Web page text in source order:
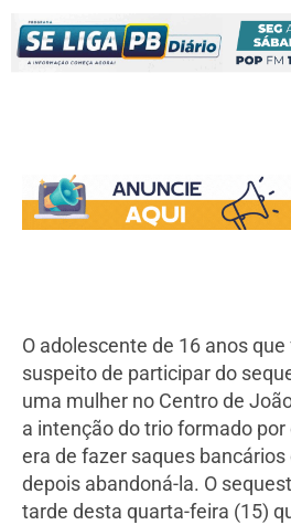
O adolescente de 16 anos
suspeito de participar do
uma mulher no Centro de
a intenção do trio formado
era de fazer saques
depois abandoná-la. O
tarde desta quarta-feira (15)